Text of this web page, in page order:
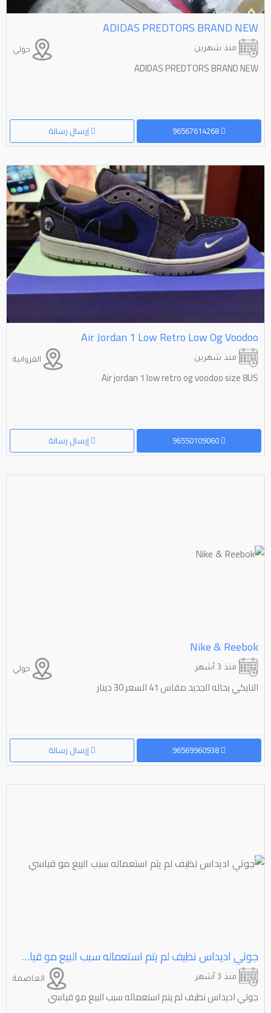
ADIDAS PREDTORS BRAND NEW
حولي منذ شهرين
ADIDAS PREDTORS BRAND NEW
إرسال رسالة
Air Jordan 1 Low Retro Low Og Voodoo
الفروانية منذ شهرين
Air jordan 1 low retro og voodoo size 8US
إرسال رسالة
Nike & Reebok
حولي منذ 3 أشهر
النايكي بحاله الجديد مقاس 41 السعر 30 دينار
إرسال رسالة
جوتي اديداس نظيف لم يتم استعماله سبب البيع مو قياسي
العاصمة منذ 3 أشهر
جوتي اديداس نظيف لم يتم استعماله سبب البيع مو قياسي